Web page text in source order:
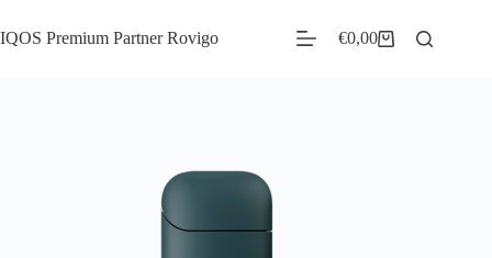
IQOS Premium Partner Rovigo €0,00